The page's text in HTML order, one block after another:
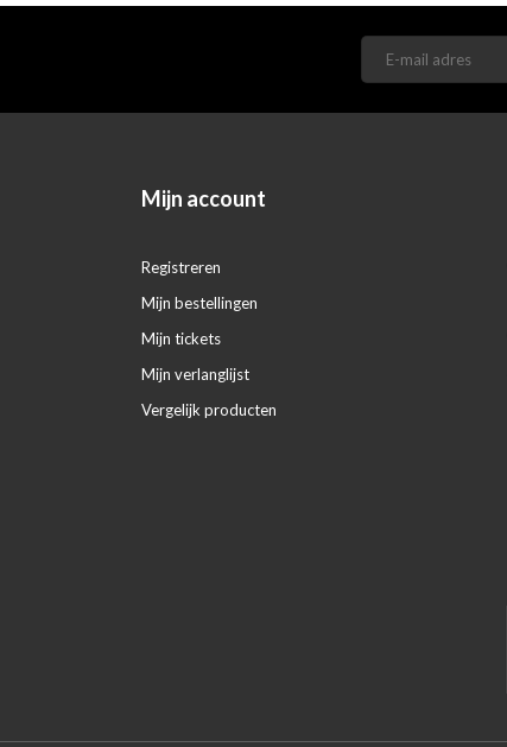
Mijn account
Registreren
Mijn bestellingen
Mijn tickets
Mijn verlanglijst
Vergelijk producten